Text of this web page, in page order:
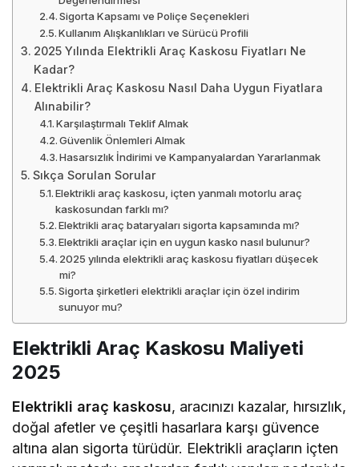
Sigorta Kapsamı ve Poliçe Seçenekleri
Kullanım Alışkanlıkları ve Sürücü Profili
2025 Yılında Elektrikli Araç Kaskosu Fiyatları Ne
Kadar?
Elektrikli Araç Kaskosu Nasıl Daha Uygun Fiyatlara
Alınabilir?
Karşılaştırmalı Teklif Almak
Güvenlik Önlemleri Almak
Hasarsızlık İndirimi ve Kampanyalardan Yararlanmak
Sıkça Sorulan Sorular
Elektrikli araç kaskosu, içten yanmalı motorlu araç
kaskosundan farklı mı?
Elektrikli araç bataryaları sigorta kapsamında mı?
Elektrikli araçlar için en uygun kasko nasıl bulunur?
2025 yılında elektrikli araç kaskosu fiyatları düşecek
mi?
Sigorta şirketleri elektrikli araçlar için özel indirim
sunuyor mu?
Elektrikli Araç Kaskosu Maliyeti
2025
Elektrikli araç kaskosu, aracınızı kazalar, hırsızlık,
doğal afetler ve çeşitli hasarlara karşı güvence
altına alan sigorta türüdür. Elektrikli araçların içten